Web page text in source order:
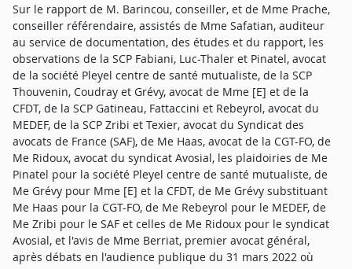
Sur le rapport de M. Barincou, conseiller, et de Mme Prache,
conseiller référendaire, assistés de Mme Safatian, auditeur
au service de documentation, des études et du rapport, les
observations de la SCP Fabiani, Luc-Thaler et Pinatel, avocat
de la société Pleyel centre de santé mutualiste, de la SCP
Thouvenin, Coudray et Grévy, avocat de Mme [E] et de la
CFDT, de la SCP Gatineau, Fattaccini et Rebeyrol, avocat du
MEDEF, de la SCP Zribi et Texier, avocat du Syndicat des
avocats de France (SAF), de Me Haas, avocat de la CGT-FO, de
Me Ridoux, avocat du syndicat Avosial, les plaidoiries de Me
Pinatel pour la société Pleyel centre de santé mutualiste, de
Me Grévy pour Mme [E] et la CFDT, de Me Grévy substituant
Me Haas pour la CGT-FO, de Me Rebeyrol pour le MEDEF, de
Me Zribi pour le SAF et celles de Me Ridoux pour le syndicat
Avosial, et l'avis de Mme Berriat, premier avocat général,
après débats en l'audience publique du 31 mars 2022 où